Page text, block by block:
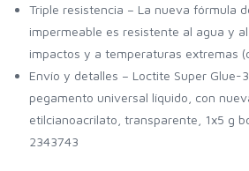
Triple resistencia – La nueva fórmula
impermeable es resistente al agua y
impactos y a temperaturas extremas
Envío y detalles – Loctite Super Glue-
pegamento universal líquido, con
etilcianoacrilato, transparente, 1x5 g
2343743